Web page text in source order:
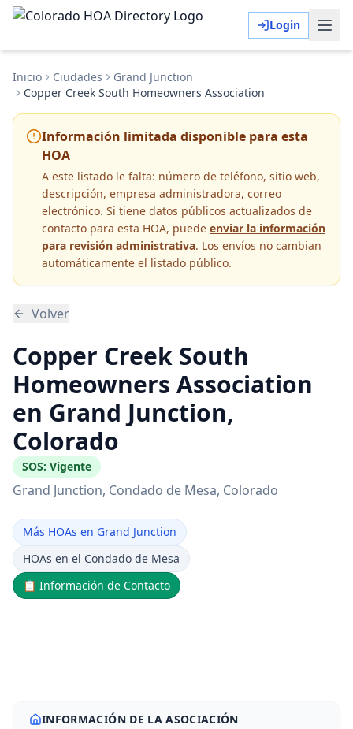
Login
Inicio Ciudades
Grand Junction
Copper Creek South Homeowners Association
Información limitada disponible para esta
HOA
A este listado le falta: número de teléfono, sitio web,
descripción, empresa administradora, correo
electrónico. Si tiene datos públicos actualizados de
contacto para esta HOA, puede enviar la información
para revisión administrativa. Los envíos no cambian
automáticamente el listado público.
Volver
Copper Creek South
Homeowners Association
en Grand Junction,
Colorado
SOS: Vigente
Grand Junction, Condado de Mesa, Colorado
Más HOAs en Grand Junction
HOAs en el Condado de Mesa
📋 Información de Contacto
INFORMACIÓN DE LA ASOCIACIÓN